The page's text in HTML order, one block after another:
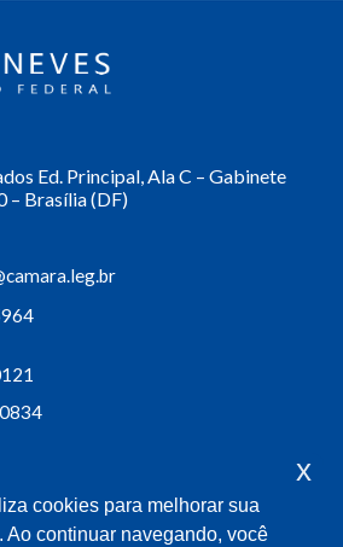
Ed. Principal, Ala C – Gabinete
– Brasília (DF)
mandato
cookies para melhorar sua
Ao continuar navegando, você
x